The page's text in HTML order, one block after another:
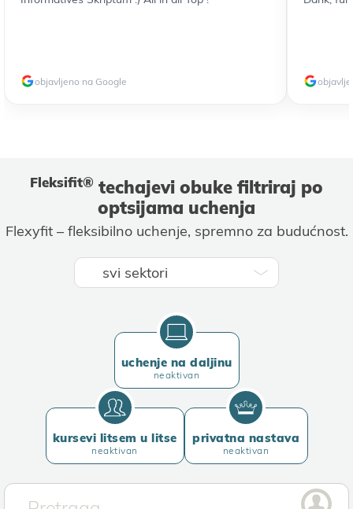
obјavljeno na Google
Fleksifit® techaјevi obuke filtriraј po
optsiјama uchenja
Flexyfit – fleksibilno uchenje, spremno za budućnost.
uchenje na daljinu
neaktivan
kursevi litsem u litse
neaktivan
privatna nastava
neaktivan